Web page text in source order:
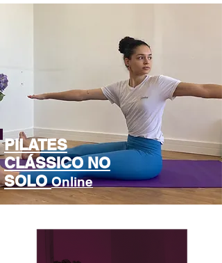
PILATES
CLÁSSICONO
SOLOOnline